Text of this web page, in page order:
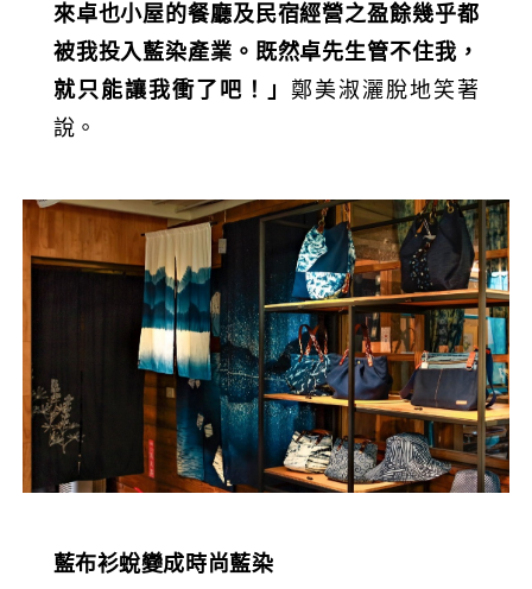
來卓也小屋的餐廳及民宿經營之盈餘幾乎都
被我投入藍染產業。既然卓先生管不住我，
就只能讓我衝了吧！」 鄭美淑灑脫地笑著
說。
藍布衫蛻變成時尚藍染